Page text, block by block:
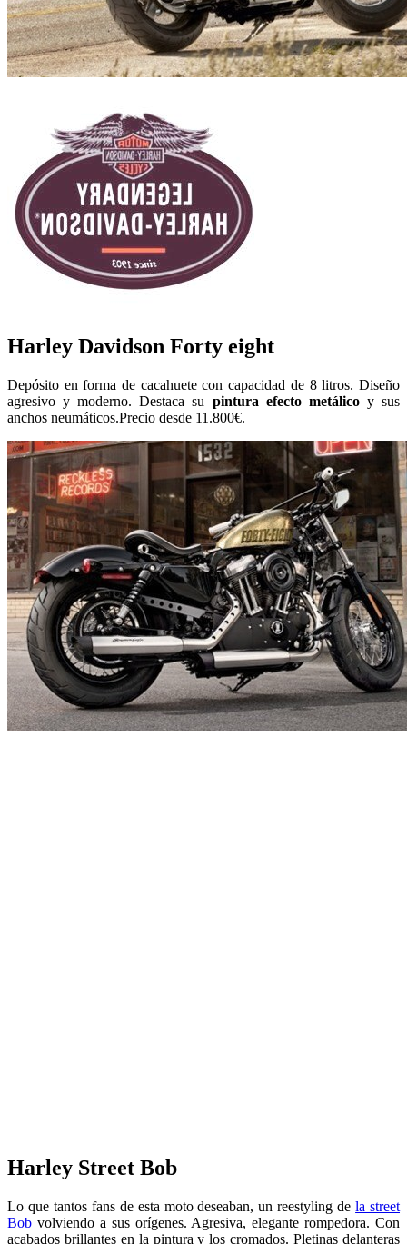
Harley Davidson Forty eight
Depósito en forma de cacahuete con capacidad de 8 litros. Diseño
agresivo y moderno. Destaca su pintura efecto metálicoy sus
anchos neumáticos.Precio desde 11.800€.
Harley Street Bob
Lo que tantos fans de esta moto deseaban, un reestyling dela street
Bob volviendo a sus orígenes. Agresiva, elegante rompedora. Con
acabados brillantes en la pintura y los cromados. Pletinas delanteras